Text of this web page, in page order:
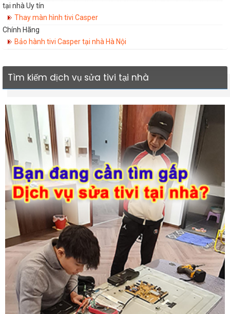
tại nhà Uy tín
Thay màn hình tivi Casper
Chính Hãng
Bảo hành tivi Casper tại nhà Hà Nội
Tìm kiếm dịch vụ sửa tivi tại nhà